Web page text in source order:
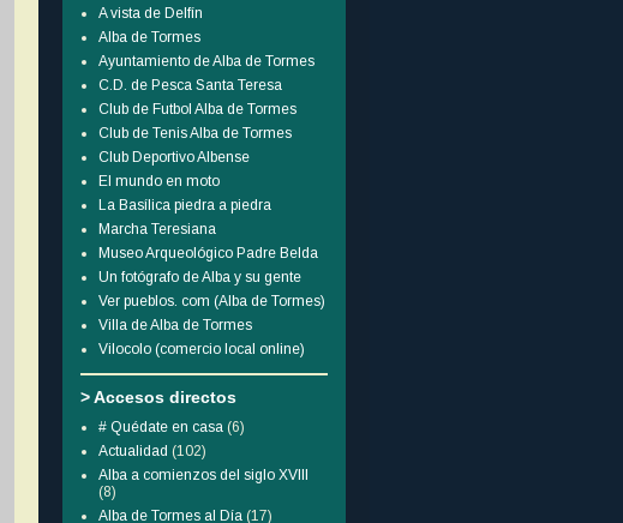
A vista de Delfín
Alba de Tormes
Ayuntamiento de Alba de Tormes
C.D. de Pesca Santa Teresa
Club de Futbol Alba de Tormes
Club de Tenis Alba de Tormes
Club Deportivo Albense
El mundo en moto
La Basílica piedra a piedra
Marcha Teresiana
Museo Arqueológico Padre Belda
Un fotógrafo de Alba y su gente
Ver pueblos. com (Alba de Tormes)
Villa de Alba de Tormes
Vilocolo (comercio local online)
> Accesos directos
# Quédate en casa (6)
Actualidad (102)
Alba a comienzos del siglo XVIII
(8)
Alba de Tormes al Día (17)